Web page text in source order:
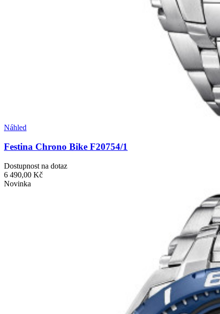
Náhled
Festina Chrono Bike F20754/1
Dostupnost na dotaz
6 490,00 Kč
Novinka